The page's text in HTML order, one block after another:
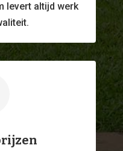
levert altijd werk